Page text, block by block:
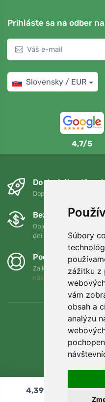
Súbory
zážitku z
vám
obsah a
analýzu
Prihláste sa na odber
Slovensky / EUR
4,7/5
Do druhého dňa a
Doprava zadarmo pri
Bezplatná
Objednávku môžete
dní.
Podporujeme
Za každú objednávku
nás
4,39€